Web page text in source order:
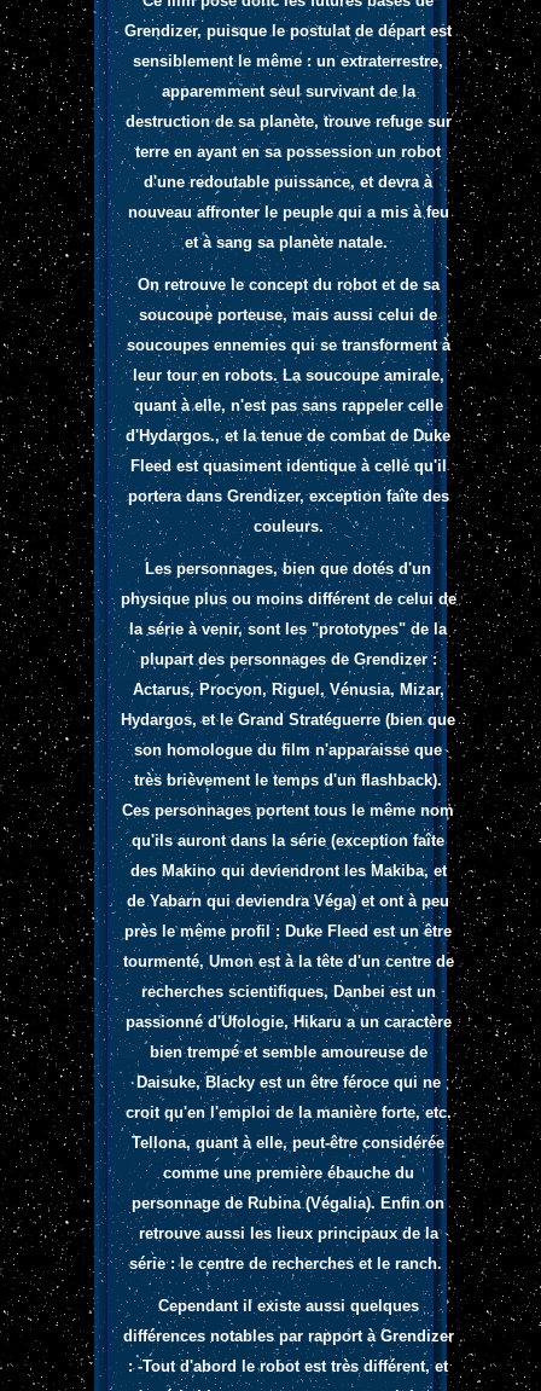
Grendizer, puisque le postulat de départ est
sensiblement le même : un extraterrestre,
apparemment seul survivant de la
destruction de sa planète, trouve refuge sur
terre en ayant en sa possession un robot
d'une redoutable puissance, et devra à
nouveau affronter le peuple qui a mis à feu
et à sang sa planète natale.
On retrouve le concept du robot et de sa
soucoupe porteuse, mais aussi celui de
soucoupes ennemies qui se transforment à
leur tour en robots. La soucoupe amirale,
quant à elle, n'est pas sans rappeler celle
d'Hydargos., et la tenue de combat de Duke
Fleed est quasiment identique à celle qu'il
portera dans Grendizer, exception faîte des
couleurs.
Les personnages, bien que dotés d'un
physique plus ou moins différent de celui de
la série à venir, sont les "prototypes" de la
plupart des personnages de Grendizer :
Actarus, Procyon, Riguel, Vénusia, Mizar,
Hydargos, et le Grand Stratéguerre (bien que
son homologue du film n'apparaisse que
très brièvement le temps d'un flashback).
Ces personnages portent tous le même nom
qu'ils auront dans la série (exception faîte
des Makino qui deviendront les Makiba, et
de Yabarn qui deviendra Véga) et ont à peu
près le même profil : Duke Fleed est un être
tourmenté, Umon est à la tête d'un centre de
recherches scientifiques, Danbei est un
passionné d'Ufologie, Hikaru a un caractère
bien trempé et semble amoureuse de
Daisuke, Blacky est un être féroce qui ne
croit qu'en l'emploi de la manière forte, etc.
Tellona, quant à elle, peut-être considérée
comme une première ébauche du
personnage de Rubina (Végalia). Enfin on
retrouve aussi les lieux principaux de la
série : le centre de recherches et le ranch.
Cependant il existe aussi quelques
différences notables par rapport à Grendizer
: -Tout d'abord le robot est très différent, et